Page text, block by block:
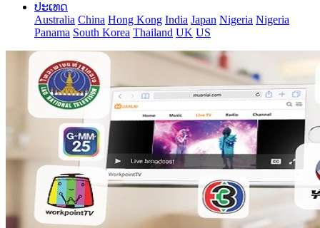
ປະເທດ
Australia China Hong Kong India Japan Nigeria Nigeria
Panama South Korea Thailand UK US